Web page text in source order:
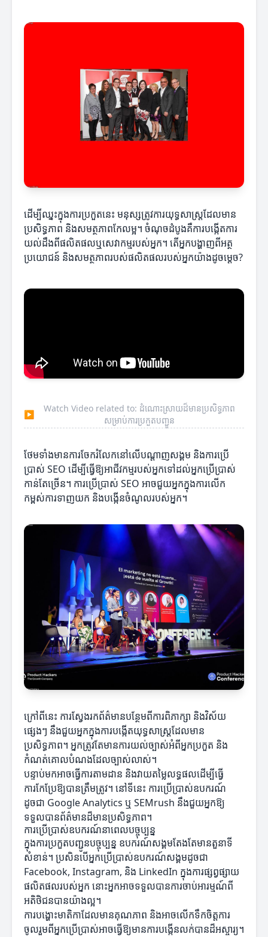
ដើម្បីឈ្នះក្នុងការប្រកួតនេះ មនុស្សត្រូវការយុទ្ធសាស្ត្រដែលមាន
ប្រសិទ្ធភាព និងសមត្ថភាពកែលម្អ។ ចំណុចដំបូងគឺការបង្កើតការ
យល់ដឹងពីផលិតផលឬសេវាកម្មរបស់អ្នក។ តើអ្នកបង្ហាញពីអត្ថ
ប្រយោជន៍ និងសមត្ថភាពរបស់ផលិតផលរបស់អ្នកយ៉ាងដូចម្តេច?
▶
Watch Video related to: ដំណោះស្រាយដ៏មានប្រសិទ្ធភាព
សម្រាប់ការប្រកួតបញ្ជូន
ថែមទាំងមានការចែករំលែកនៅលើបណ្តាញសង្គម និងការប្រើ
ប្រាស់ SEO ដើម្បីធ្វើឱ្យអាជីវកម្មរបស់អ្នកទៅដល់អ្នកប្រើប្រាស់
កាន់តែច្រើន។ ការប្រើប្រាស់ SEO អាចជួយអ្នកក្នុងការលើក
កម្ពស់ការទាញយក និងបង្កើនចំណូលរបស់អ្នក។
ក្រៅពីនេះ ការស្វែងរកព័ត៌មានបន្ថែមពីការពិភាក្សា និងវិស័យ
ផ្សេងៗ នឹងជួយអ្នកក្នុងការបង្កើតយុទ្ធសាស្ត្រដែលមាន
ប្រសិទ្ធភាព។ អ្នកត្រូវតែមានការយល់ច្បាស់អំពីអ្នកប្រកួត និង
កំណត់គោលបំណងដែលច្បាស់លាស់។
បន្ទាប់មកអាចធ្វើការតាមដាន និងវាយតម្លៃលទ្ធផលដើម្បីធ្វើ
ការកែប្រែឱ្យបានត្រឹមត្រូវ។ នៅទីនេះ ការប្រើប្រាស់ឧបករណ៍
ដូចជា Google Analytics ឬ SEMrush នឹងជួយអ្នកឱ្យ
ទទួលបានព័ត៌មានដ៏មានប្រសិទ្ធភាព។
ការប្រើប្រាស់ឧបករណ៍នាពេលបច្ចុប្បន្ន
ក្នុងការប្រកួតបញ្ជូនបច្ចុប្បន្ន ឧបករណ៍សង្គមតែងតែមានតួនាទី
សំខាន់។ ប្រសិនបើអ្នកប្រើប្រាស់ឧបករណ៍សង្គមដូចជា
Facebook, Instagram, និង LinkedIn ក្នុងការផ្សព្វផ្សាយ
ផលិតផលរបស់អ្នក នោះអ្នកអាចទទួលបានការចាប់អារម្មណ៍ពី
អតិថិជនបានយ៉ាងល្អ។
ការបង្ហោះមាតិកាដែលមានគុណភាព និងអាចលើកទឹកចិត្តការ
ចូលរួមពីអ្នកប្រើប្រាស់អាចធ្វើឱ្យមានការបង្កើនលក់បានដ៏អស្ចារ្យ។